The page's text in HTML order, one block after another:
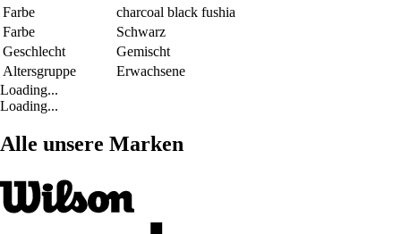
Farbe
charcoal black fushia
Farbe
Schwarz
Geschlecht
Gemischt
Altersgruppe
Erwachsene
Loading...
Loading...
Alle unsere Marken